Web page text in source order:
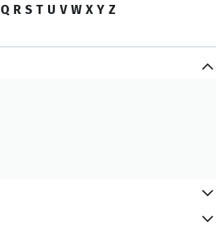
Q R S T U V W X Y Z